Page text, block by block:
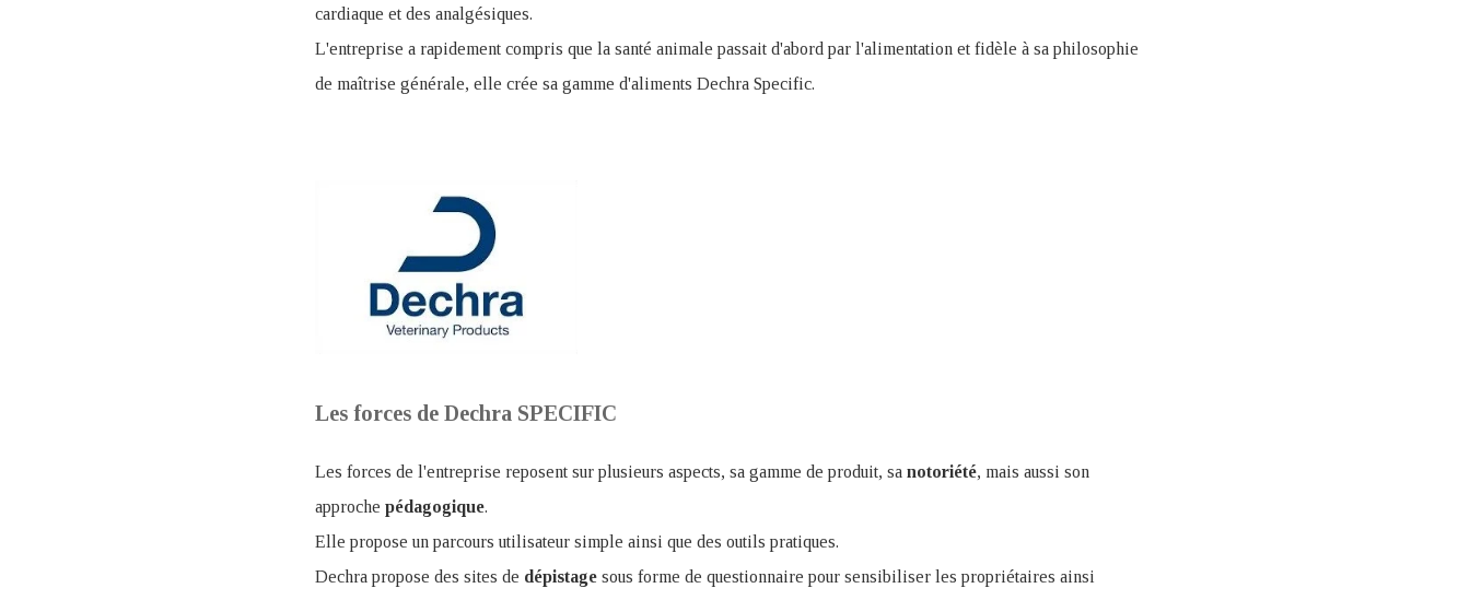
cardiaque et des analgésiques.
L'entreprise a rapidement compris que la santé animale passait d'abord par l'alimentation et fidèle à sa philosophie
de maîtrise générale, elle crée sa gamme d'aliments Dechra Specific.
Les forces de Dechra SPECIFIC
Les forces de l'entreprise reposent sur plusieurs aspects, sa gamme de produit, sa notoriété, mais aussi son
approche pédagogique.
Elle propose un parcours utilisateur simple ainsi que des outils pratiques.
Dechra propose des sites de dépistage sous forme de questionnaire pour sensibiliser les propriétaires ainsi